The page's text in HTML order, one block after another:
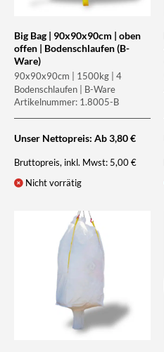
Big Bag | 90x90x90cm | oben
offen | Bodenschlaufen (B-
Ware)
90x90x90cm | 1500kg | 4
Bodenschlaufen | B-Ware
Artikelnummer: 1.8005-B
Unser Nettopreis: Ab3,80€
Bruttopreis, inkl. Mwst: 5,00€
Nicht vorrätig